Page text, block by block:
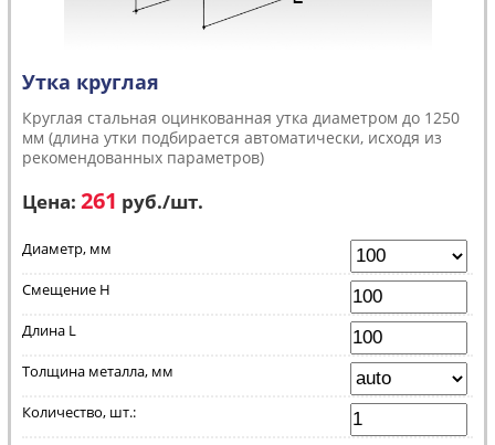
Утка круглая
Круглая стальная оцинкованная утка диаметром до 1250
мм (длина утки подбирается автоматически, исходя из
рекомендованных параметров)
Цена: 261 руб./шт.
Диаметр, мм
Смещение H
Длина L
Толщина металла, мм
Количество, шт.: